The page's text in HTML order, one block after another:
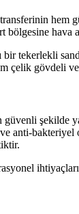
hem
bölgesine
tekerlekli
çelik gövdeli ve
şekilde
anti-